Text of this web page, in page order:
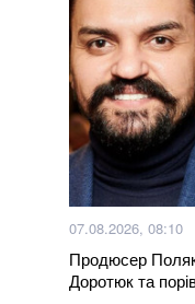
маршрутника: захист
упередженість
Google прибирає
Gmail: що зміниться
Залишилося
новим прогнозом
Що відбувається
далі: чи варто
07.08.2026, 08:10
Продюсер
Доротюк та